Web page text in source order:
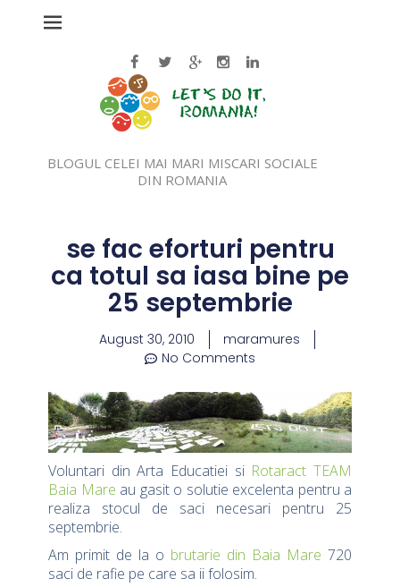
BLOGUL CELEI MAI MARI MISCARI SOCIALE
DIN ROMANIA
se fac eforturi pentru
ca totul sa iasa bine pe
25 septembrie
August 30, 2010
maramures
No Comments
Voluntari din Arta Educatiei si Rotaract TEAM
Baia Mare au gasit o solutie excelenta pentru a
realiza stocul de saci necesari pentru 25
septembrie.
Am primit de la o brutarie din Baia Mare 720
saci de rafie pe care sa ii folosim.